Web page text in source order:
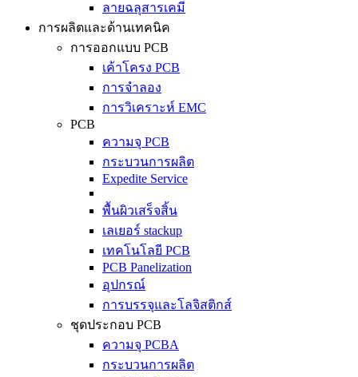
ลายฉลุสารเคมี
การผลิตและด้านเทคนิค
การออกแบบ PCB
เค้าโครง PCB
การจำลอง
การวิเคราะห์ EMC
PCB
ความจุ PCB
กระบวนการผลิต
Expedite Service
พื้นผิวเสร็จสิ้น
เลเยอร์ stackup
เทคโนโลยี PCB
PCB Panelization
อุปกรณ์
การบรรจุและโลจิสติกส์
ชุดประกอบ PCB
ความจุ PCBA
กระบวนการผลิต